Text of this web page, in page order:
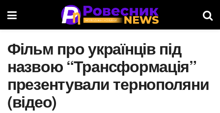
Фільм про українців під
назвою “Трансформація”
презентували тернополяни
(відео)